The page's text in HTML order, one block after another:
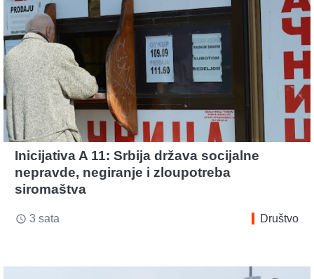
Inicijativa A 11: Srbija država socijalne
nepravde, negiranje i zloupotreba
siromaštva
access_time 3 sata Društvo